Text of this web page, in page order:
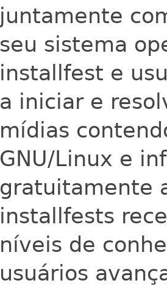
juntamente
seu sistema
installfest e
a iniciar e
mídias
GNU/Linux e
gratuitamente
installfests
níveis de
usuários